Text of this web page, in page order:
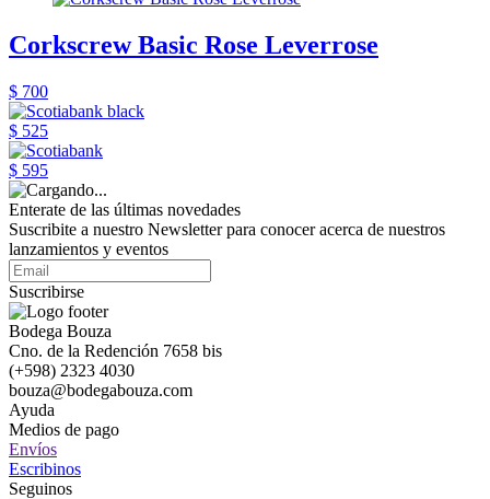
Corkscrew Basic Rose Leverrose
$ 700
$ 525
$ 595
Enterate de las últimas novedades
Suscribite a nuestro Newsletter para conocer acerca de nuestros
lanzamientos y eventos
Suscribirse
Bodega Bouza
Cno. de la Redención 7658 bis
(+598) 2323 4030
bouza@bodegabouza.com
Ayuda
Medios de pago
Envíos
Escribinos
Seguinos